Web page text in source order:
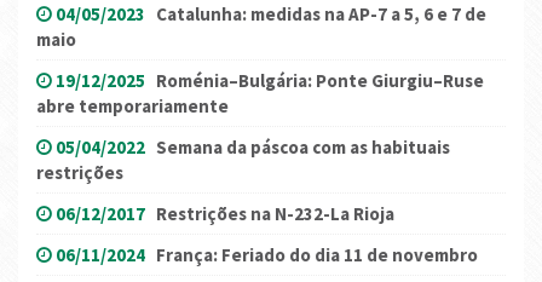
04/05/2023 Catalunha: medidas na AP-7 a 5, 6 e 7 de
maio
19/12/2025 Roménia–Bulgária: Ponte Giurgiu–Ruse
abre temporariamente
05/04/2022 Semana da páscoa com as habituais
restrições
06/12/2017 Restrições na N-232-La Rioja
06/11/2024 França: Feriado do dia 11 de novembro